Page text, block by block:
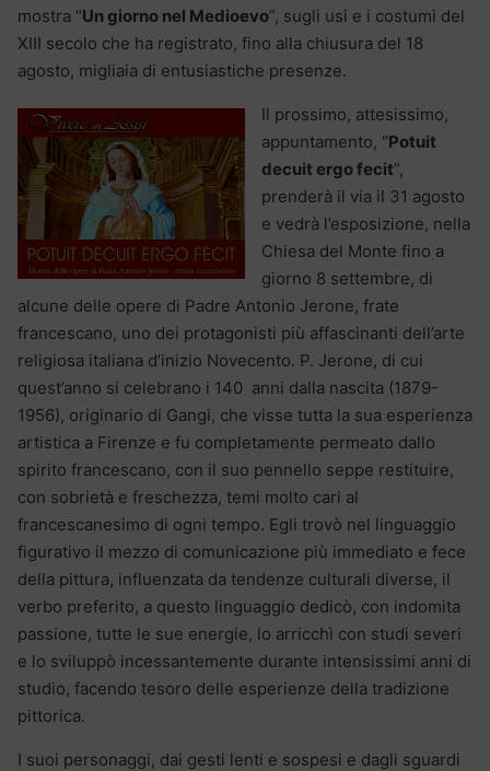
mostra “Un giorno nel Medioevo”, sugli usi e i costumi del
XIII secolo che ha registrato, fino alla chiusura del 18
agosto, migliaia di entusiastiche presenze.
Il prossimo, attesissimo,
appuntamento, “Potuit
decuit ergo fecit”,
prenderà il via il 31 agosto
e vedrà l’esposizione, nella
Chiesa del Monte fino a
giorno 8 settembre, di
alcune delle opere di Padre Antonio Jerone, frate
francescano, uno dei protagonisti più affascinanti dell’arte
religiosa italiana d’inizio Novecento. P. Jerone, di cui
quest’anno si celebrano i 140 anni dalla nascita (1879-
1956), originario di Gangi, che visse tutta la sua esperienza
artistica a Firenze e fu completamente permeato dallo
spirito francescano, con il suo pennello seppe restituire,
con sobrietà e freschezza, temi molto cari al
francescanesimo di ogni tempo. Egli trovò nel linguaggio
figurativo il mezzo di comunicazione più immediato e fece
della pittura, influenzata da tendenze culturali diverse, il
verbo preferito, a questo linguaggio dedicò, con indomita
passione, tutte le sue energie, lo arricchì con studi severi
e lo sviluppò incessantemente durante intensissimi anni di
studio, facendo tesoro delle esperienze della tradizione
pittorica.
I suoi personaggi, dai gesti lenti e sospesi e dagli sguardi